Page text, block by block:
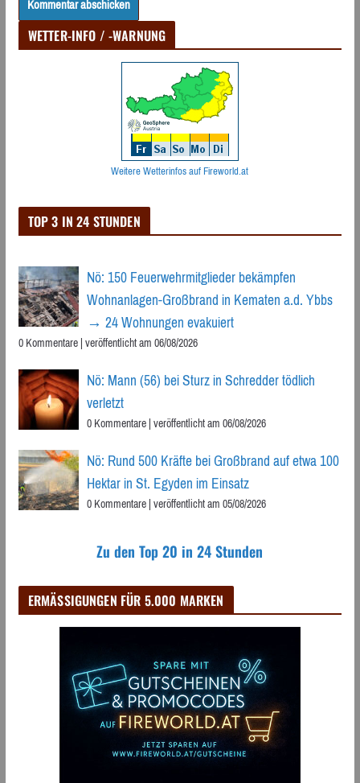
WETTER-INFO / -WARNUNG
Weitere Wetterinfos auf Fireworld.at
TOP 3 IN 24 STUNDEN
Nö: 150 Feuerwehrmitglieder bekämpfen
Wohnanlagen-Großbrand in Kematen a.d. Ybbs
→ 24 Wohnungen evakuiert
0 Kommentare|veröffentlicht am 06/08/2026
Nö: Mann (56) bei Sturz in Schredder tödlich
verletzt
0 Kommentare|veröffentlicht am 06/08/2026
Nö: Rund 500 Kräfte bei Großbrand auf etwa 100
Hektar in St. Egyden im Einsatz
0 Kommentare|veröffentlicht am 05/08/2026
Zu den Top 20 in 24 Stunden
ERMÄSSIGUNGEN FÜR 5.000 MARKEN